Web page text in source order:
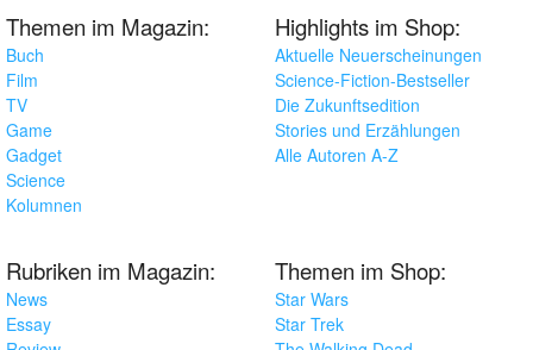
Themen im Magazin:
Buch
Film
TV
Game
Gadget
Science
Kolumnen
Highlights im Shop:
Aktuelle Neuerscheinungen
Science-Fiction-Bestseller
Die Zukunftsedition
Stories und Erzählungen
Alle Autoren A-Z
Rubriken im Magazin:
News
Essay
Themen im Shop:
Star Wars
Star Trek